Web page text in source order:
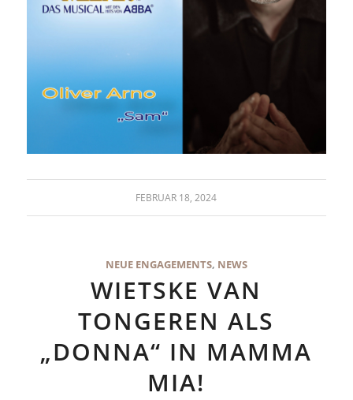
FEBRUAR 18, 2024
NEUE ENGAGEMENTS, NEWS
WIETSKE VAN
TONGEREN ALS
„DONNA“ IN MAMMA
MIA!